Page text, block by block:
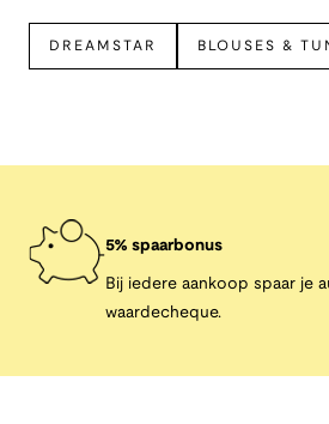
DREAMSTAR BLOUSES &
5% spaarbonus
Bij iedere aankoop spaar je
waardecheque.